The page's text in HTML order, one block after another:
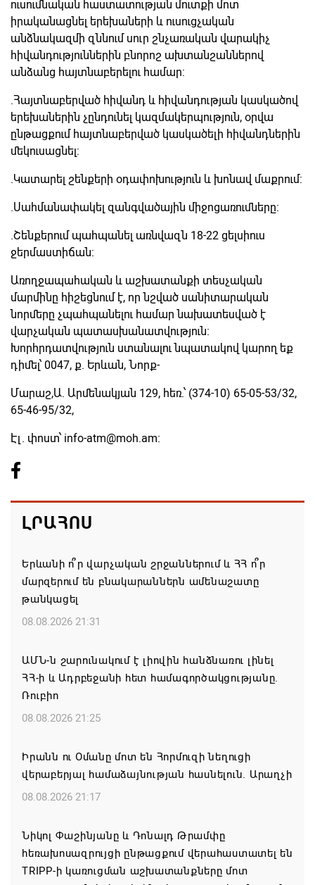
ուսումնական հաստատության մուտքի մոտ
իրականացնել երեխաների և ուսուցչական
անձնակազմի զննում սուր շնչառական վարակիչ
հիվանդություններին բնորոշ ախտանշաններով
անձանց հայտնաբերելու համար:
.Հայտնաբերված հիվանդ և հիվանդության կասկածով
երեխաներին չընդունել կազմակերպություն, օրվա
ընթացքում հայտնաբերված կասկածելի հիվանդներին
մեկուսացնել:
.Կատարել շենքերի օդափոխություն և խոնավ մաքրում:
.Սահմանափակել զանգվածային միջոցառումները:
.Շենքերում պահպանել առնվազն 18-22 ցելսիուս
ջերմաստիճան։
Առողջապահական և աշխատանքի տեսչական
մարմինը հիշեցնում է, որ նշված սանիտարական
նորմերը չպահպանելու համար նախատեսված է
վարչական պատասխանատվություն։
Խորհրդատվություն ստանալու նպատակով կարող եք
դիմել՝ 0047, ք. Երևան, Նորք-
Մարաշ,Ա. Արմենակյան 129, հեռ.՝ (374-10) 65-05-53/32,
65-46-95/32,
Էլ. փոստ՝ info-atm@moh.am։
ԼՐԱՀՈՍ
Երևանի ո՞ր վարչական շրջաններում և ՀՀ ո՞ր
մարզերում են բնակարաններն ամենաշատը
թանկացել
08.08.2026 21:31
ԱՄՆ-ն շարունակում է լիովին հանձնառու լինել
ՀՀ-ի և Ադրբեջանի հետ համագործակցությանը.
Ռուբիո
08.08.2026 21:25
Իրանն ու Օմանը մոտ են Հորմուզի նեղուցի
վերաբերյալ համաձայնության հասնելուն. Արաղչի
08.08.2026 21:17
Նիկոլ Փաշինյանը և Դոնալդ Թրամփը
հեռախոսազրույցի ընթացքում վերահաստատել են
TRIPP-ի կառուցման աշխատանքները մոտ